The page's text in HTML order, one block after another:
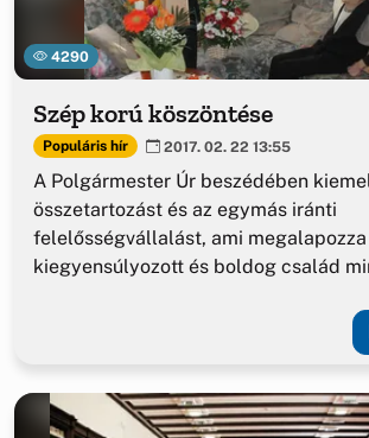
4290
Szép korú köszöntése
Populáris hír 2017. 02. 22 13:55
A Polgármester Úr beszédében
összetartozást és az egymás iránti
felelősségvállalást, ami
kiegyensúlyozott és boldog család